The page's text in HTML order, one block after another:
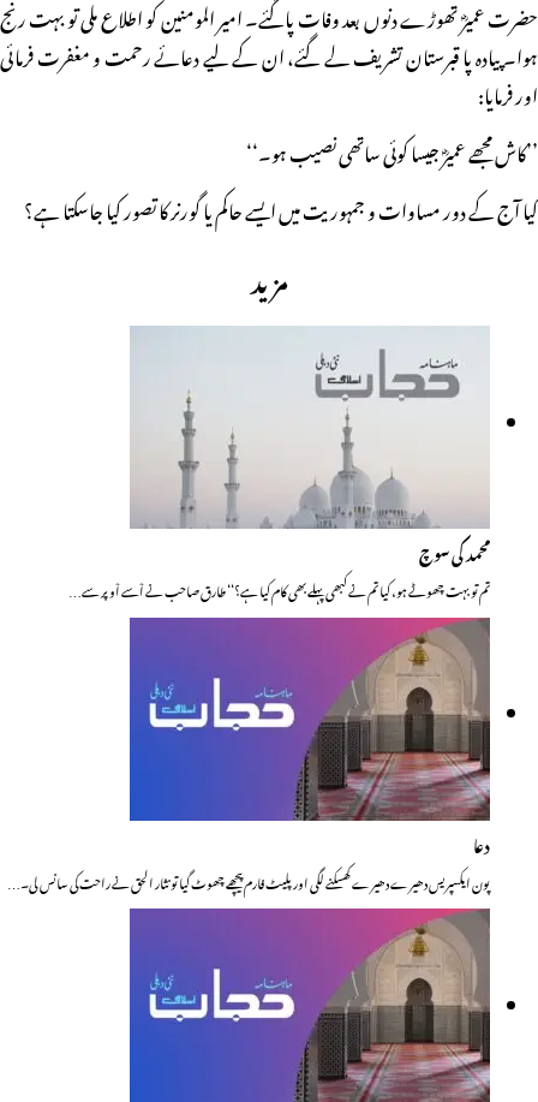
حضرت عمیرؓ تھوڑے دنوں بعد وفات پاگئے۔ امیر المومنین کو اطلاع ملی تو بہت رنج
ہوا۔ پیادہ پا قبرستان تشریف لے گئے، ان کے لیے دعائے رحمت و مغفرت فرمائی
اور فرمایا:
’’کاش مجھے عمیرؓ جیسا کوئی ساتھی نصیب ہو۔‘‘
کیا آج کے دور مساوات و جمہوریت میں ایسے حاکم یا گورنر کا تصور کیا جاسکتا ہے؟
مزید
محمد کی سوچ
تم تو بہت چھوٹے ہو، کیا تم نے کبھی پہلے بھی کام کیا ہے؟‘‘ طارق صاحب نے اْسے اْوپر سے…
دعا
پون ایکسپریس دھیرے دھیرے کھسکنے لگی اور پلیٹ فارم پیچھے چھوٹ گیا تو نثار الحق نے راحت کی سانس لی۔…